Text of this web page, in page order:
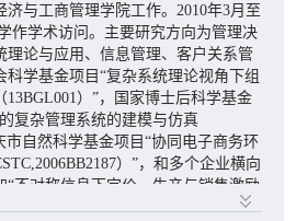
体建模下四类创新文化特征对创新的
86
企业可持续发展能力的评价体系与方
181
力提升对策探索:大学教育,2017(1):9-
熵视角的企业可持续发展能力评价研
与工商管理学院工作。2010年3月至
作学术访问。主要研究方向为管理决
理论与应用、信息管理、客户关系管
学基金项目“复杂系统理论视角下组
）”，国家博士后科学基金
复杂管理系统的建模与仿真
市自然科学基金项目“协同电子商务环
）”，和多个企业横向
“不对称信息下定价、生产与销售激励
等多个国家自然科学基金项目